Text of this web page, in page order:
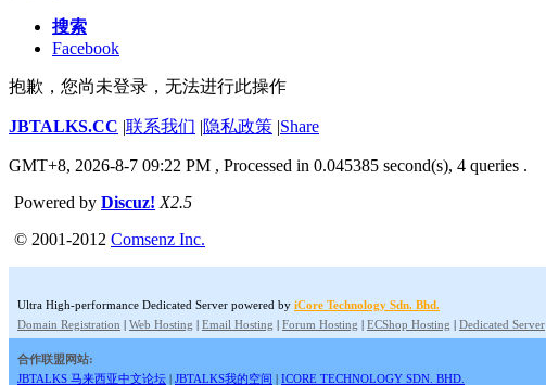
搜索
Facebook
抱歉，您尚未登录，无法进行此操作
JBTALKS.CC |联系我们 |隐私政策 |Share
GMT+8, 2026-8-7 09:22 PM , Processed in 0.045385 second(s), 4 queries .
Powered by Discuz! X2.5
© 2001-2012 Comsenz Inc.
Ultra High-performance Dedicated Server powered by iCore Technology Sdn. Bhd.
Domain Registration | Web Hosting | Email Hosting | Forum Hosting | ECShop Hosting | Dedicated Server
合作联盟网站:
JBTALKS 马来西亚中文论坛 | JBTALKS我的空间 | ICORE TECHNOLOGY SDN. BHD.